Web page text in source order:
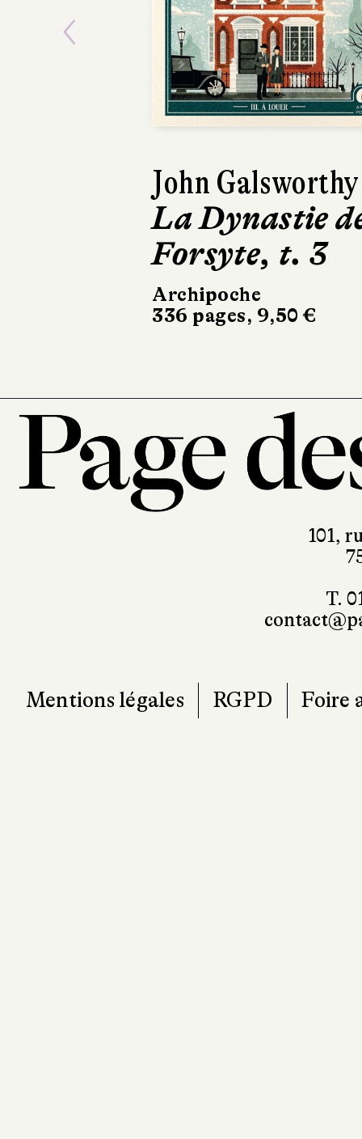
John Galsworthy
La Dynastie
Forsyte, t. 3
Archipoche
336 pages, 9,50 €
Previous
101,
T.
Mentions légales RGPD Foire